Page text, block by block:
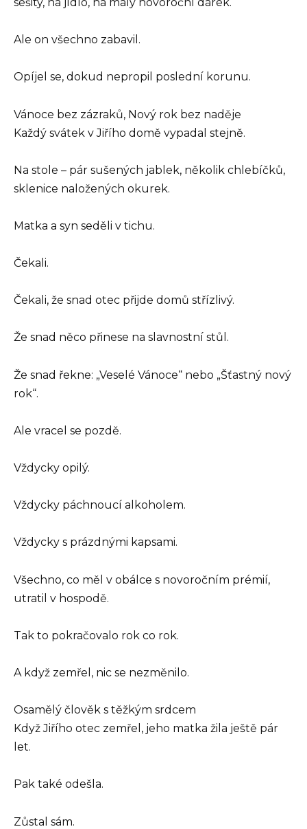
Ale on všechno zabavil.
Opíjel se, dokud nepropil poslední korunu.
Vánoce bez zázraků, Nový rok bez naděje
Každý svátek v Jiřího domě vypadal stejně.
Na stole – pár sušených jablek, několik chlebíčků,
sklenice naložených okurek.
Matka a syn seděli v tichu.
Čekali.
Čekali, že snad otec přijde domů střízlivý.
Že snad něco přinese na slavnostní stůl.
Že snad řekne: „Veselé Vánoce“ nebo „Šťastný nový
rok“.
Ale vracel se pozdě.
Vždycky opilý.
Vždycky páchnoucí alkoholem.
Vždycky s prázdnými kapsami.
Všechno, co měl v obálce s novoročním prémií,
utratil v hospodě.
Tak to pokračovalo rok co rok.
A když zemřel, nic se nezměnilo.
Osamělý člověk s těžkým srdcem
Když Jiřího otec zemřel, jeho matka žila ještě pár
let.
Pak také odešla.
Zůstal sám.